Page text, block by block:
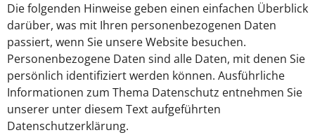
Die folgenden Hinweise geben einen einfachen Überblick
darüber, was mit Ihren personenbezogenen Daten
passiert, wenn Sie unsere Website besuchen.
Personenbezogene Daten sind alle Daten, mit denen Sie
persönlich identifiziert werden können. Ausführliche
Informationen zum Thema Datenschutz entnehmen Sie
unserer unter diesem Text aufgeführten
Datenschutzerklärung.